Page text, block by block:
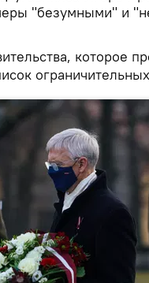
"безумными" и
которое